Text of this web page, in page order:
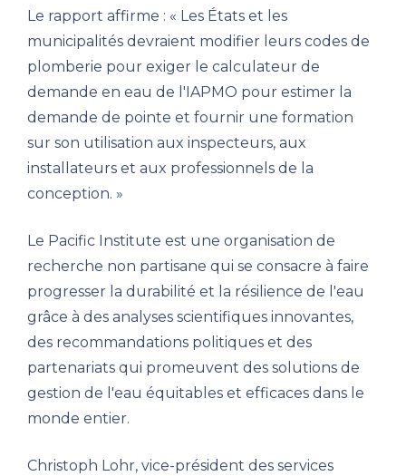
Le rapport affirme : « Les États et les
municipalités devraient modifier leurs codes de
plomberie pour exiger le calculateur de
demande en eau de l'IAPMO pour estimer la
demande de pointe et fournir une formation
sur son utilisation aux inspecteurs, aux
installateurs et aux professionnels de la
conception. »
Le Pacific Institute est une organisation de
recherche non partisane qui se consacre à faire
progresser la durabilité et la résilience de l'eau
grâce à des analyses scientifiques innovantes,
des recommandations politiques et des
partenariats qui promeuvent des solutions de
gestion de l'eau équitables et efficaces dans le
monde entier.
Christoph Lohr, vice-président des services